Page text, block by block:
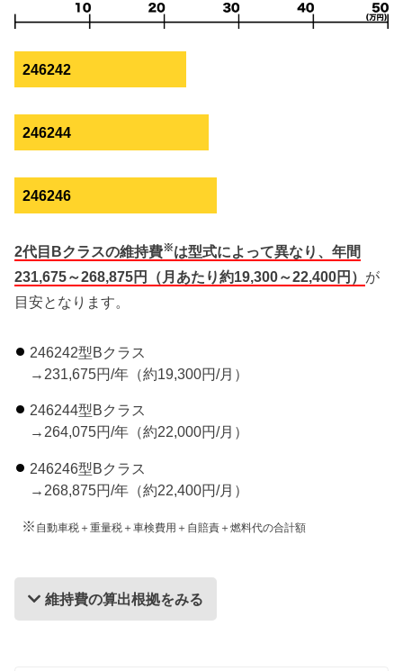
246242
246244
246246
2代目Bクラスの維持費※は型式によって異なり、年間
231,675～268,875円（月あたり約19,300～22,400円） が
目安となります。
246242型Bクラス
→231,675円/年（約19,300円/月）
246244型Bクラス
→264,075円/年（約22,000円/月）
246246型Bクラス
→268,875円/年（約22,400円/月）
※ 自動車税＋重量税＋車検費用＋自賠責＋燃料代の合計額
維持費の算出根拠をみる